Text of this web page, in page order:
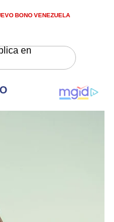
BONO VENEZUELA
en